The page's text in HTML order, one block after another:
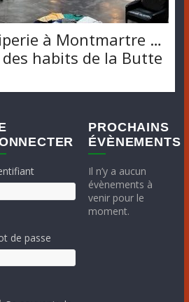
à Montmartre …
habits de la Butte
de passe
PROCHAINS
ÉVÈNEMENTS
Il n’y a aucun
évènements à
venir pour le
moment.